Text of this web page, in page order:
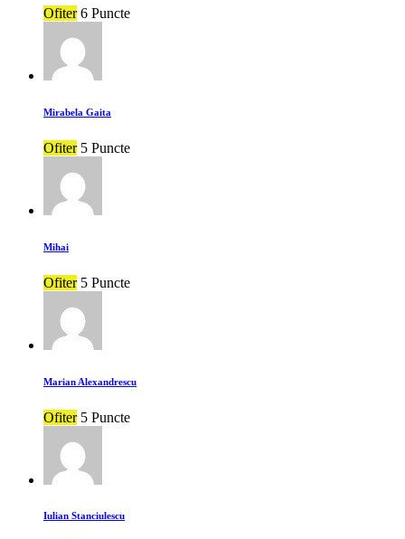
Ofiter 6 Puncte
Mirabela Gaita
Ofiter 5 Puncte
Mihai
Ofiter 5 Puncte
Marian Alexandrescu
Ofiter 5 Puncte
Iulian Stanciulescu